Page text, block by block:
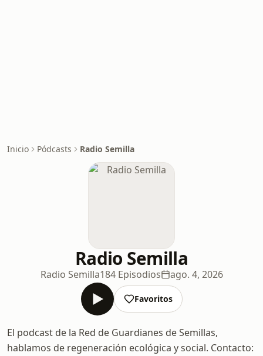
Inicio Pódcasts Radio Semilla
Radio Semilla
Radio Semilla184 Episodios ago. 4, 2026
Favoritos
El podcast de la Red de Guardianes de Semillas,
hablamos de regeneración ecológica y social. Contacto: